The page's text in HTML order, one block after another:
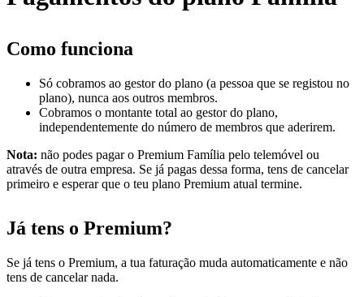
Como funciona
Só cobramos ao gestor do plano (a pessoa que se registou no
plano), nunca aos outros membros.
Cobramos o montante total ao gestor do plano,
independentemente do número de membros que aderirem.
Nota: não podes pagar o Premium Família pelo telemóvel ou
através de outra empresa. Se já pagas dessa forma, tens de cancelar
primeiro e esperar que o teu plano Premium atual termine.
Já tens o Premium?
Se já tens o Premium, a tua faturação muda automaticamente e não
tens de cancelar nada.